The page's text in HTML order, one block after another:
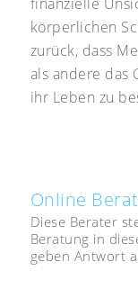
körperlichen
zurück, dass
als andere das
ihr Leben zu
Online
Diese Berater
Beratung in
geben Antwort